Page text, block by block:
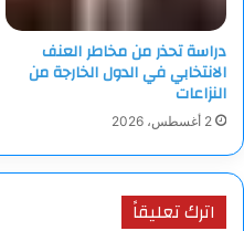
دراسة تحذر من مخاطر العنف
الانتخابي في الدول الخارجة من
النزاعات
2 أغسطس، 2026
اترك تعليقاً